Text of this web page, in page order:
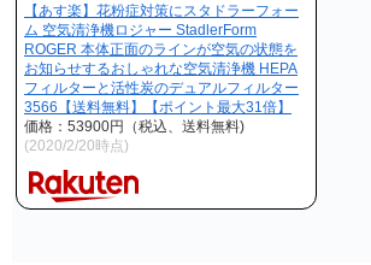
【あす楽】花粉症対策にスタドラーフォー
ム 空気清浄機ロジャー StadlerForm
ROGER 本体正面のラインが空気の状態を
お知らせするおしゃれな空気清浄機 HEPA
フィルターと活性炭のデュアルフィルター
3566【送料無料】【ポイント最大31倍】
価格：53900円（税込、送料無料)
(2020/2/20時点)